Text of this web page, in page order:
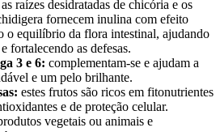
as raízes desidratadas de chicória e os
fornecem inulina com efeito
o equilíbrio da flora intestinal, ajudando
fortalecendo as defesas.
3 e 6: complementam-se e ajudam a
e um pelo brilhante.
estes frutos são ricos em fitonutrientes
e de proteção celular.
vegetais ou animais e